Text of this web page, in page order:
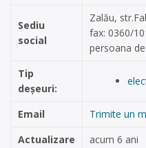
Sediu
social
Zalău,
fax: 0360/
persoana
Tip
deșeuri:
Email
Trimite un
Actualizare
acum 6 ani